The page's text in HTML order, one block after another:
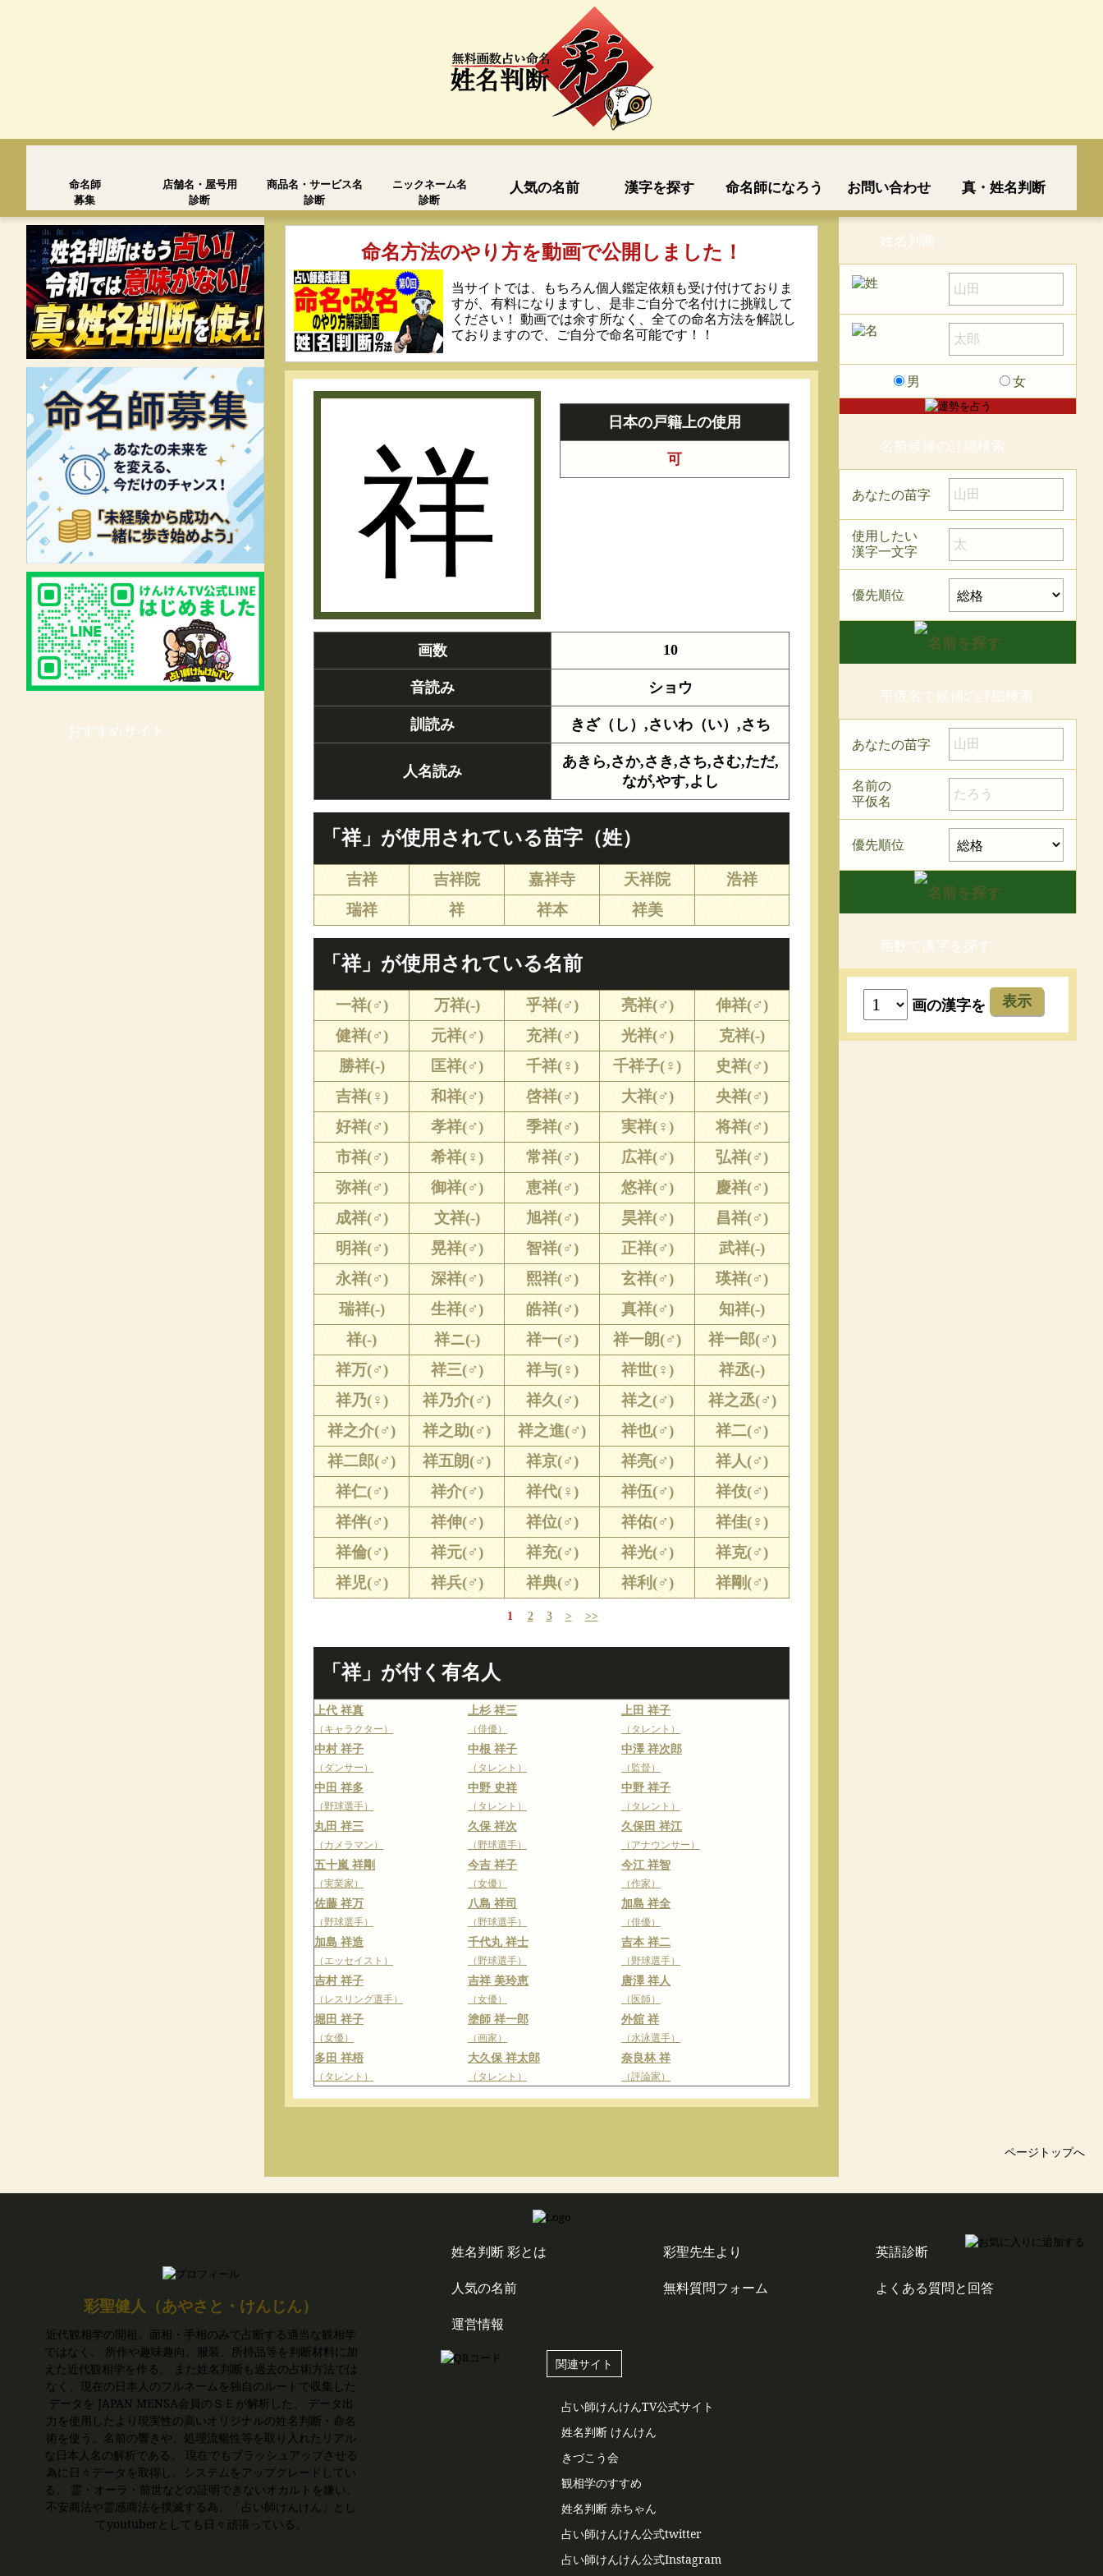
命名師
募集
店舗名・屋号用
診断
商品名・サービス名
診断
ニックネーム名
診断
人気の名前 漢字を探す 命名師になろう お問い合わせ 真・姓名判断
おすすめサイト
命名方法のやり方を動画で公開しました！
当サイトでは、もちろん個人鑑定依頼も受け付けておりま
すが、有料になりますし、是非ご自分で名付けに挑戦して
ください！ 動画では余す所なく、全ての命名方法を解説し
ておりますので、ご自分で命名可能です！！
祥 日本の戸籍上の使用
可
画数 10
音読み ショウ
訓読み きざ（し）,さいわ（い）,さち
人名読み
あきら,さか,さき,さち,さむ,ただ,
なが,やす,よし
「祥」が使用されている苗字（姓）
吉祥 吉祥院 嘉祥寺 天祥院
浩祥
瑞祥
祥 祥本 祥美
「祥」が使用されている名前
一祥(♂) 万祥(-) 乎祥(♂) 亮祥(♂)
伸祥(♂)
健祥(♂)
元祥(♂) 充祥(♂) 光祥(♂)
克祥(-)
勝祥(-)
匡祥(♂) 千祥(♀) 千祥子(♀)
史祥(♂)
吉祥(♀)
和祥(♂) 啓祥(♂) 大祥(♂)
央祥(♂)
好祥(♂)
孝祥(♂) 季祥(♂) 実祥(♀)
将祥(♂)
市祥(♂)
希祥(♀) 常祥(♂) 広祥(♂)
弘祥(♂)
弥祥(♂)
御祥(♂) 恵祥(♂) 悠祥(♂)
慶祥(♂)
成祥(♂)
文祥(-) 旭祥(♂) 昊祥(♂)
昌祥(♂)
明祥(♂)
晃祥(♂) 智祥(♂) 正祥(♂)
武祥(-)
永祥(♂)
深祥(♂) 熙祥(♂) 玄祥(♂)
瑛祥(♂)
瑞祥(-)
生祥(♂) 皓祥(♂) 真祥(♂)
知祥(-)
祥(-)
祥ニ(-) 祥一(♂) 祥一朗(♂)
祥一郎(♂)
祥万(♂)
祥三(♂) 祥与(♀) 祥世(♀)
祥丞(-)
祥乃(♀)
祥乃介(♂) 祥久(♂) 祥之(♂)
祥之丞(♂)
祥之介(♂)
祥之助(♂) 祥之進(♂) 祥也(♂)
祥二(♂)
祥二郎(♂)
祥五朗(♂) 祥京(♂) 祥亮(♂)
祥人(♂)
祥仁(♂)
祥介(♂) 祥代(♀) 祥伍(♂)
祥伎(♂)
祥伴(♂)
祥伸(♂) 祥位(♂) 祥佑(♂)
祥佳(♀)
祥倫(♂)
祥元(♂) 祥充(♂) 祥光(♂)
祥克(♂)
祥児(♂)
祥兵(♂) 祥典(♂) 祥利(♂) 祥剛(♂)
1 2 3 > >>
「祥」が付く有名人
上代 祥真
（キャラクター）
上杉 祥三
（俳優）
上田 祥子
（タレント）
中村 祥子
（ダンサー）
中根 祥子
（タレント）
中澤 祥次郎
（監督）
中田 祥多
（野球選手）
中野 史祥
（タレント）
中野 祥子
（タレント）
丸田 祥三
（カメラマン）
久保 祥次
（野球選手）
久保田 祥江
（アナウンサー）
五十嵐 祥剛
（実業家）
今吉 祥子
（女優）
今江 祥智
（作家）
佐藤 祥万
（野球選手）
八島 祥司
（野球選手）
加島 祥全
（俳優）
加島 祥造
（エッセイスト）
千代丸 祥士
（野球選手）
吉本 祥二
（野球選手）
吉村 祥子
（レスリング選手）
吉祥 美玲恵
（女優）
唐澤 祥人
（医師）
堀田 祥子
（女優）
塗師 祥一郎
（画家）
外舘 祥
（水泳選手）
多田 祥梧
（タレント）
大久保 祥太郎
（タレント）
奈良林 祥
（評論家）
姓名判断
男 女
名前候補の詳細検索
あなたの苗字
使用したい
漢字一文字
優先順位
平仮名で候補の詳細検索
あなたの苗字
名前の
平仮名
優先順位
画数で漢字を探す
画の漢字を 表示
ページトップへ
彩聖健人（あやさと・けんじん）
近代観相学の開祖。面相・手相のみで占断する適当な観相学
ではなく、 所作や趣味趣向、服装、所持品等を判断材料に加
えた近代観相学を作る。 また姓名判断も過去の占術方法では
なく、現在の日本人のフルネームを独自のルートで収集した
データを JAPAN MENSA会員のＳＥが解析した、 データ出
力を使用したより現実性の高いオリジナルの姓名判断・命名
術を使う。名前の響きや、処理流暢性等を取り入れたリアル
な日本人名の解析である。 現在でもブラッシュアップさせる
為に日々データを取得し、システムをアップグレードしてい
る。 霊・オーラ・前世などの証明できないオカルトを嫌い、
不安商法や霊感商法を撲滅する為、「占い師けんけん」とし
てyoutuberとしても日々頑張っている。
姓名判断 彩とは 彩聖先生より
英語診断
人気の名前
無料質問フォーム
よくある質問と回答
運営情報
関連サイト
占い師けんけんTV公式サイト
姓名判断 けんけん
きづこう会
観相学のすすめ
姓名判断 赤ちゃん
占い師けんけん公式twitter
占い師けんけん公式Instagram